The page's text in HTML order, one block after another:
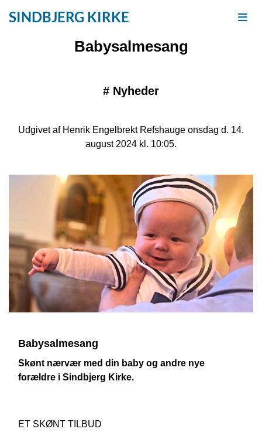
SINDBJERG KIRKE
Babysalmesang
# Nyheder
Udgivet af Henrik Engelbrekt Refshauge onsdag d. 14.
august 2024 kl. 10:05.
Babysalmesang
Skønt nærvær med din baby og andre nye
forældre i Sindbjerg Kirke.
ET SKØNT TILBUD